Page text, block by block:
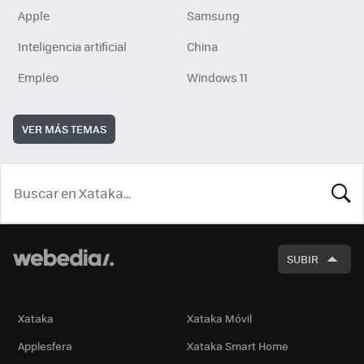
Apple
Samsung
Inteligencia artificial
China
Empleo
Windows 11
VER MÁS TEMAS
SUBIR
Xataka
Xataka Móvil
Applesfera
Xataka Smart Home